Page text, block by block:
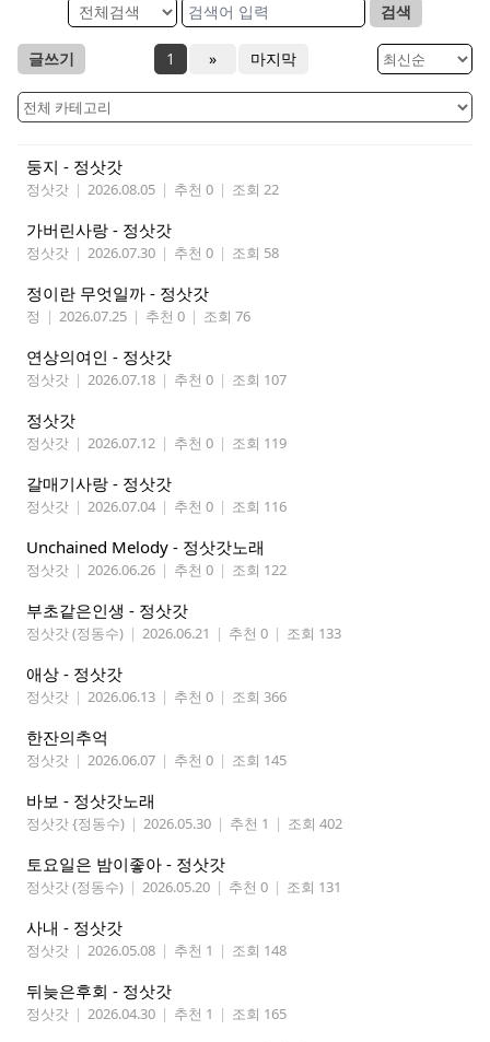
검색
글쓰기 1 » 마지막
둥지 - 정삿갓
정삿갓 | 2026.08.05 | 추천 0 | 조회 22
가버린사랑 - 정삿갓
정삿갓 | 2026.07.30 | 추천 0 | 조회 58
정이란 무엇일까 - 정삿갓
정 | 2026.07.25 | 추천 0 | 조회 76
연상의여인 - 정삿갓
정삿갓 | 2026.07.18 | 추천 0 | 조회 107
정삿갓
정삿갓 | 2026.07.12 | 추천 0 | 조회 119
갈매기사랑 - 정삿갓
정삿갓 | 2026.07.04 | 추천 0 | 조회 116
Unchained Melody - 정삿갓노래
정삿갓 | 2026.06.26 | 추천 0 | 조회 122
부초같은인생 - 정삿갓
정삿갓 (정동수) | 2026.06.21 | 추천 0 | 조회 133
애상 - 정삿갓
정삿갓 | 2026.06.13 | 추천 0 | 조회 366
한잔의추억
정삿갓 | 2026.06.07 | 추천 0 | 조회 145
바보 - 정삿갓노래
정삿갓 {정동수) | 2026.05.30 | 추천 1 | 조회 402
토요일은 밤이좋아 - 정삿갓
정삿갓 (정동수) | 2026.05.20 | 추천 0 | 조회 131
사내 - 정삿갓
정삿갓 | 2026.05.08 | 추천 1 | 조회 148
뒤늦은후회 - 정삿갓
정삿갓 | 2026.04.30 | 추천 1 | 조회 165